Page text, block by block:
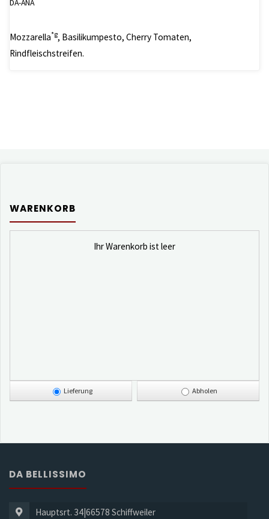
DA-ANA
Mozzarella*g, Basilikumpesto, Cherry Tomaten,
Rindfleischstreifen.
WARENKORB
Ihr Warenkorb ist leer
Lieferung Abholen
DA BELLISSIMO
Hauptsrt. 34|66578 Schiffweiler